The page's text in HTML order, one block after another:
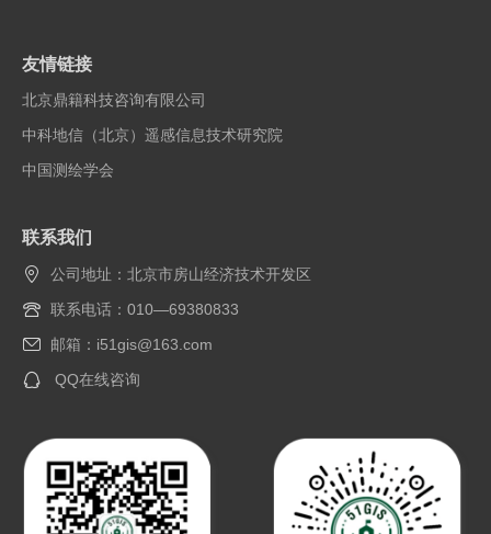
友情链接
北京鼎籍科技咨询有限公司
中科地信（北京）遥感信息技术研究院
中国测绘学会
联系我们
公司地址：北京市房山经济技术开发区
联系电话：010—69380833
邮箱：i51gis@163.com
QQ在线咨询